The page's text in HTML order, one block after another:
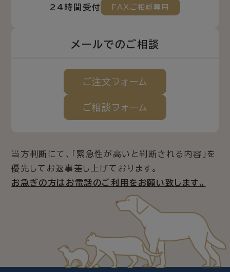
24時間受付 FAXご相談専用
メールでのご相談
ご注文 フォーム
ご相談 フォーム
当方判断にて、「緊急性が高いと判断される内容」を
優先してお返事差し上げております。
お急ぎの方はお電話のご利用をお願い致します。